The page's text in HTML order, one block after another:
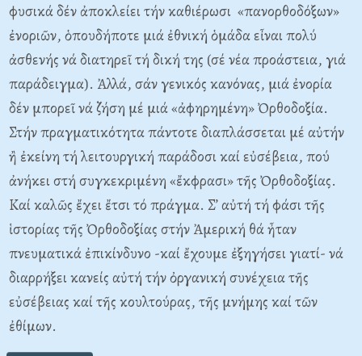
φυσικά δέν ἀποκλείει τήν καθιέρωσι «πανορθοδόξων»
ἐνοριῶν, ὁπουδήποτε μιά ἐθνική ὁμάδα εἶναι πολύ
ἀσθενής νά διατηρεῖ τή δική της (σέ νέα προάστεια, γιά
παράδειγμα). Ἀλλά, σάν γενικός κανόνας, μιά ἐνορία
δέν μπορεῖ νά ζήση μέ μιά «ἀφηρημένη» Ὀρθοδοξία.
Στήν πραγματικότητα πάντοτε διαπλάσσεται μέ αὐτήν
ἢ ἐκείνη τή λειτουργική παράδοσι καί εὐσέβεια, πού
ἀνήκει στή συγκεκριμένη «ἔκφρασι» τῆς Ὀρθοδοξίας.
Καί καλῶς ἔχει ἔτσι τό πράγμα. Σ’ αὐτή τή φάσι τῆς
ἱστορίας τῆς Ὀρθοδοξίας στήν Ἀμερική θά ἦταν
πνευματικά ἐπικίνδυνο -καί ἔχουμε ἐξηγήσει γιατί- νά
διαρρήξει κανείς αὐτή τήν ὀργανική συνέχεια τῆς
εὐσέβειας καί τῆς κουλτούρας, τῆς μνήμης καί τῶν
ἐθίμων.